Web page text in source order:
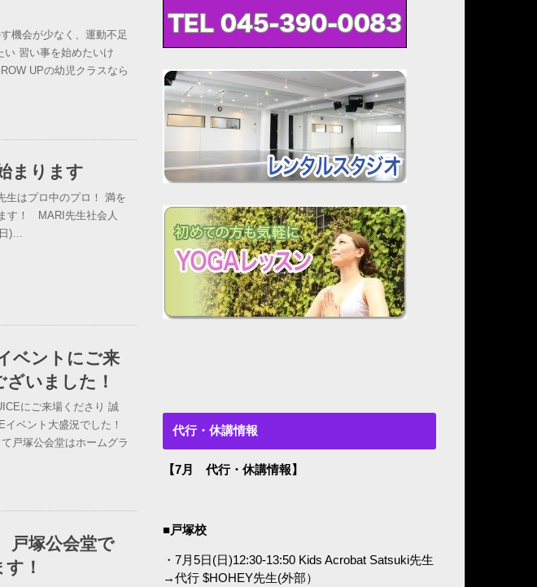
機会が少なく、運動不足
い 習い事を始めたいけ
UPの幼児クラスなら
まります
生はプロ中のプロ！ 満を
す！ MARI先生社会人
)…
ベントにご来
いました！
にご来場くださり 誠
ベント大盛況でした！
戸塚公会堂はホームグラ
戸塚公会堂で
！
代行・休講情報
【7月 代行・休講情報】
■戸塚校
・7月5日(日)12:30-13:50 Kids Acrobat Satsuki先生
→代行 $HOHEY先生(外部）